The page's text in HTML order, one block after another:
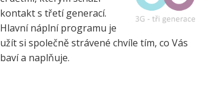
kontakt s třetí generací.
Hlavní náplní programu je
užít si společně strávené chvíle tím, co Vás
baví a naplňuje.